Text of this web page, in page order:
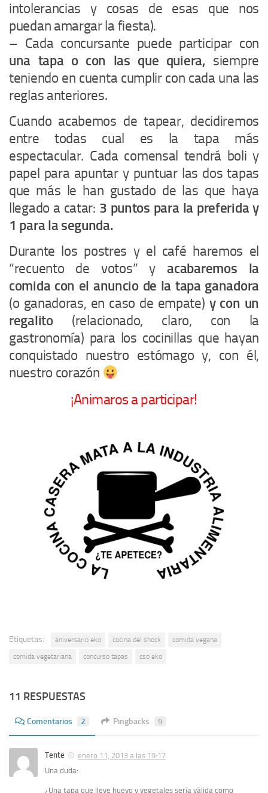
intolerancias y cosas de esas que nos
puedan amargar la fiesta).
– Cada concursante puede participar con
una tapa o con las que quiera, siempre
teniendo en cuenta cumplir con cada una las
reglas anteriores.
Cuando acabemos de tapear, decidiremos
entre todas cual es la tapa más
espectacular. Cada comensal tendrá boli y
papel para apuntar y puntuar las dos tapas
que más le han gustado de las que haya
llegado a catar: 3 puntos para la preferida y
1 para la segunda.
Durante los postres y el café haremos el
“recuento de votos” yacabaremos la
comida con el anuncio de la tapa ganadora
(o ganadoras, en caso de empate) y con un
regalito(relacionado, claro, con la
gastronomía) para los cocinillas que hayan
conquistado nuestro estómago y, con él,
nuestro corazón
¡Animaros a participar!
Etiquetas: aniversario eko cocina del shock
comida vegana
comida vegetariana
concurso tapas cso eko
11 RESPUESTAS
Comentarios 2 Pingbacks 9
Tente
enero 11, 2013 a las 19:17
Una duda:
¿Una tapa que lleve huevo y vegetales sería válida como